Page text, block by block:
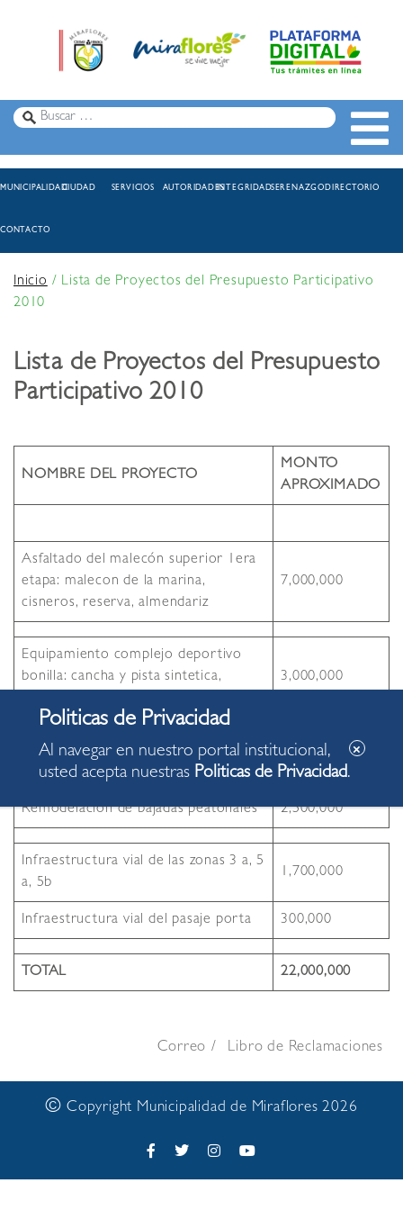
MUNICIPALIDADCIUDAD SERVICIOS AUTORIDADESINTEGRIDADSERENAZGODIRECTORIO
CONTACTO
Inicio/ Lista de Proyectos del Presupuesto Participativo
2010
Lista de Proyectos del Presupuesto
Participativo 2010
NOMBRE DEL PROYECTO
MONTO
APROXIMADO
Asfaltado del malecón superior 1era
etapa: malecon de la marina,
cisneros, reserva, almendariz
7,000,000
Equipamiento complejo deportivo
bonilla: cancha y pista sintetica,
3,000,000
Semaforización 2da etapa 3,000,000
Remodelación de bajadas peatonales 2,500,000
Infraestructura vial de las zonas 3 a, 5
a, 5b
1,700,000
Infraestructura vial del pasaje porta 300,000
TOTAL 22,000,000
Correo Libro de Reclamaciones
© Copyright Municipalidad de Miraflores 2026
Al navegar en nuestro portal institucional,
usted acepta nuestras Politicas de Privacidad.